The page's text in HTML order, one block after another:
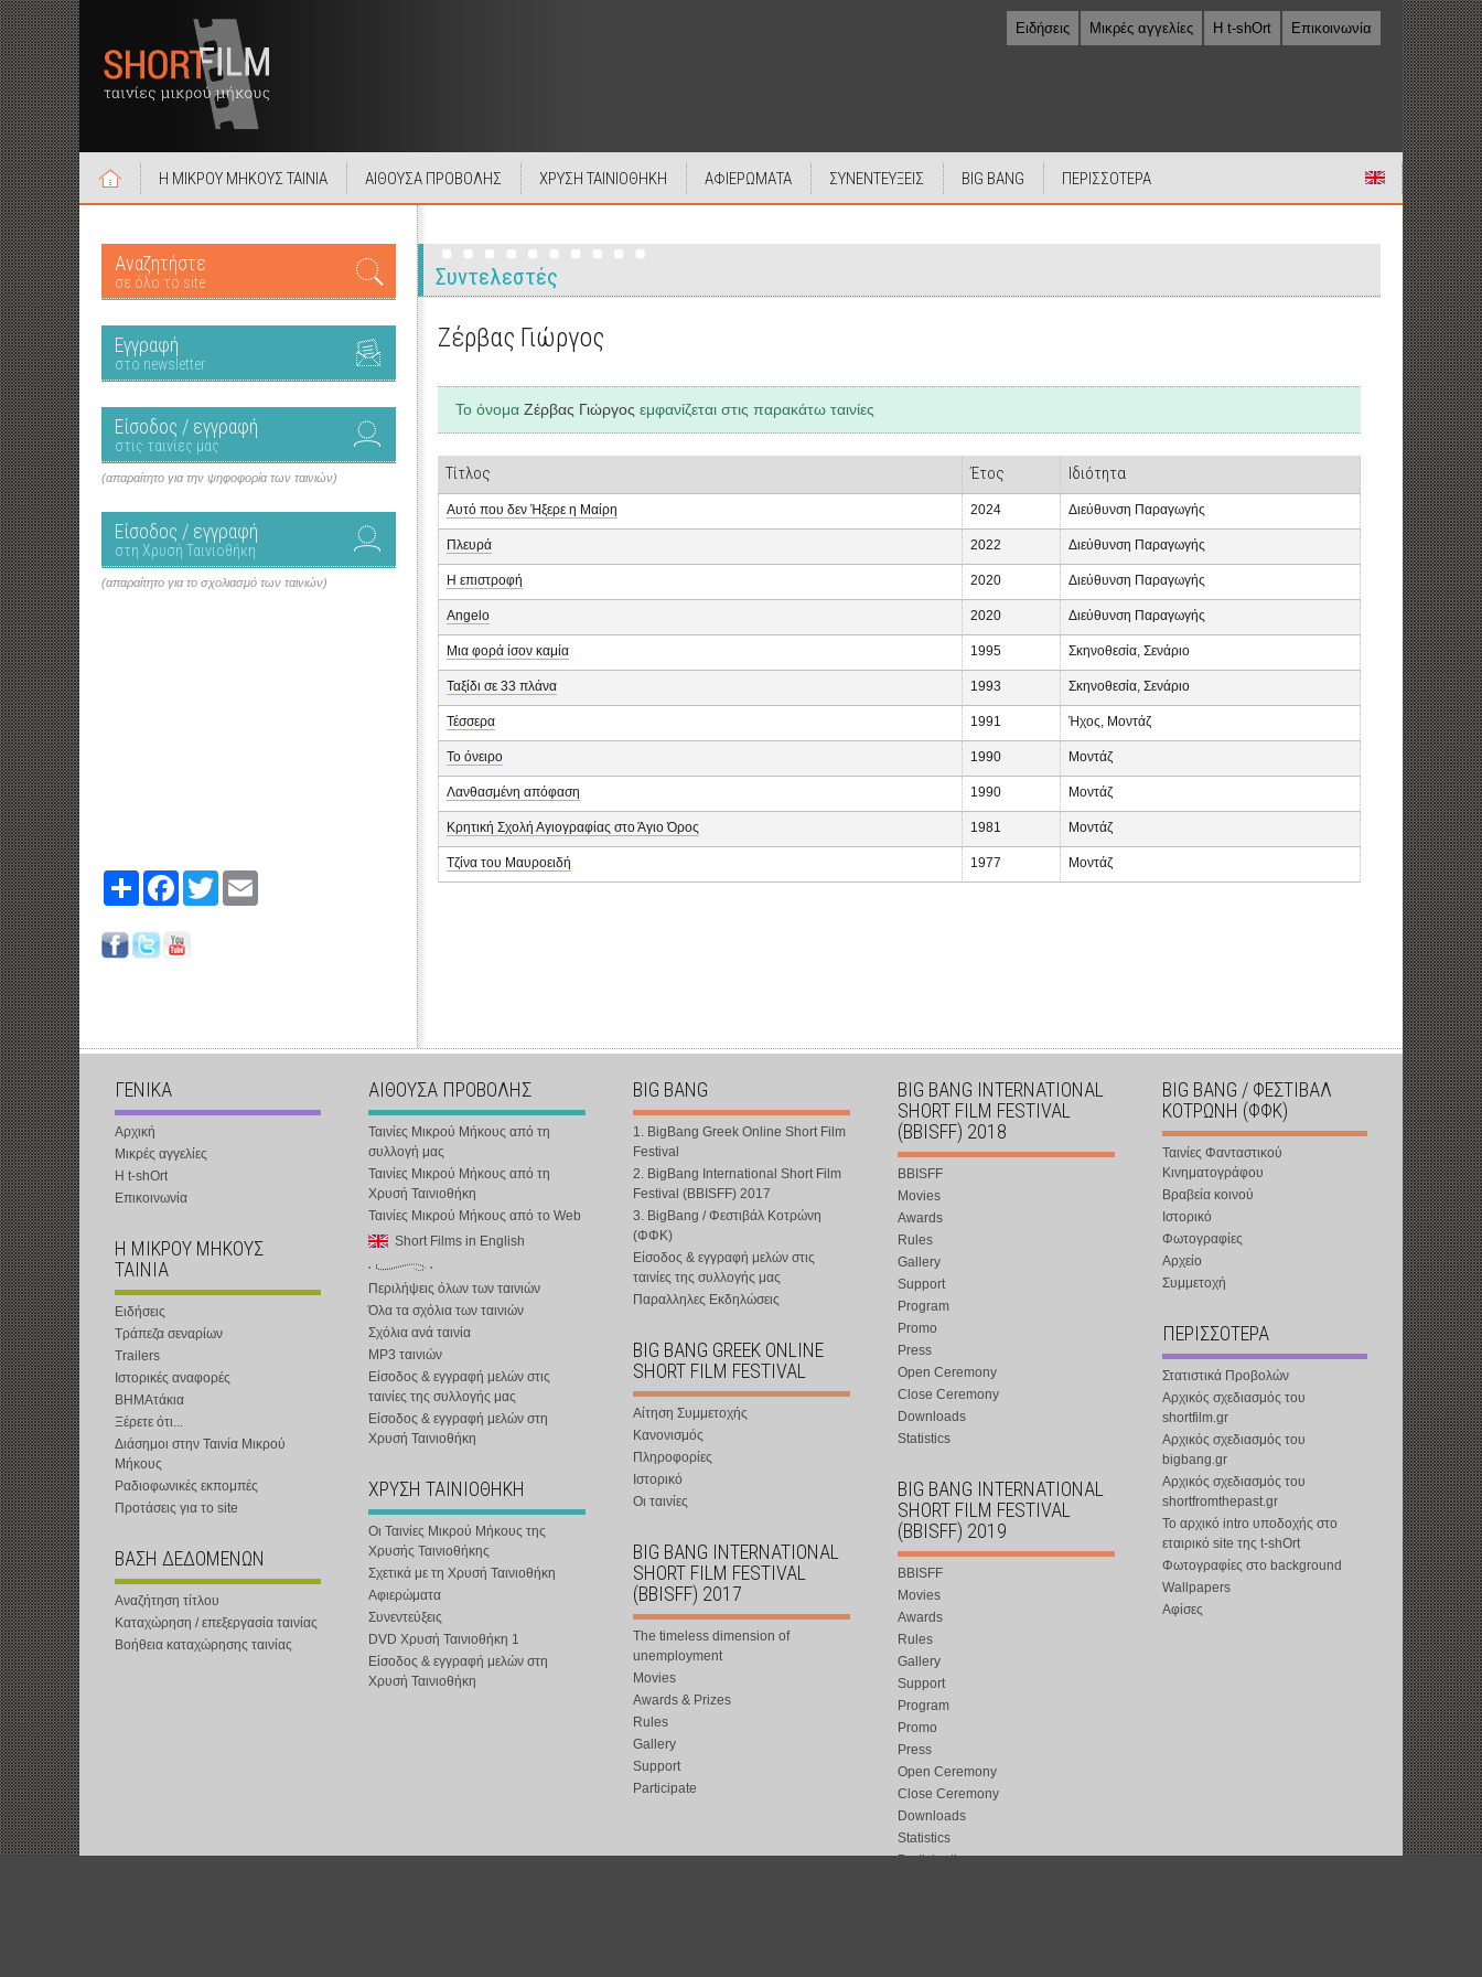
Ειδήσεις Μικρές αγγελίες Η t-shOrt Επικοινωνία
Η ΜΙΚΡΟΥ ΜΗΚΟΥΣ ΤΑΙΝΙΑ ΑΙΘΟΥΣΑ ΠΡΟΒΟΛΗΣ ΧΡΥΣΗ ΤΑΙΝΙΟΘΗΚΗ ΑΦΙΕΡΩΜΑΤΑ ΣΥΝΕΝΤΕΥΞΕΙΣ BIG BANG ΠΕΡΙΣΣΟΤΕΡΑ
Αναζητήστε
σε όλο το site
Εγγραφή
στο newsletter
Είσοδος / εγγραφή
στις ταινίες μας
(απαραίτητο για την ψηφοφορία των ταινιών)
Είσοδος / εγγραφή
στη Χρυσή Ταινιοθήκη
(απαραίτητο για το σχολιασμό των ταινιών)
Share FacebookTwitter
Συντελεστές
Ζέρβας Γιώργος
Το όνομα Ζέρβας Γιώργος εμφανίζεται στις παρακάτω ταινίες
Τίτλος Έτος Ιδιότητα
Αυτό που δεν Ήξερε η Μαίρη 2024 Διεύθυνση Παραγωγής
Πλευρά 2022 Διεύθυνση Παραγωγής
Η επιστροφή 2020 Διεύθυνση Παραγωγής
Angelo 2020 Διεύθυνση Παραγωγής
Μια φορά ίσον καμία 1995 Σκηνοθεσία, Σενάριο
Ταξίδι σε 33 πλάνα 1993 Σκηνοθεσία, Σενάριο
Τέσσερα 1991 Ήχος, Μοντάζ
Το όνειρο 1990 Μοντάζ
Λανθασμένη απόφαση 1990 Μοντάζ
Κρητική Σχολή Αγιογραφίας στο Άγιο Όρος 1981 Μοντάζ
Τζίνα του Μαυροειδή 1977 Μοντάζ
ΓΕΝΙΚΑ
Αρχική
Μικρές αγγελίες
Η t-shOrt
Επικοινωνία
Η ΜΙΚΡΟΥ ΜΗΚΟΥΣ
ΤΑΙΝΙΑ
Ειδήσεις
Τράπεζα σεναρίων
Trailers
Ιστορικές αναφορές
ΒΗΜΑτάκια
Ξέρετε ότι...
Διάσημοι στην Ταινία Μικρού
Μήκους
Ραδιοφωνικές εκπομπές
Προτάσεις για το site
ΒΑΣΗ ΔΕΔΟΜΕΝΩΝ
Αναζήτηση τίτλου
Καταχώρηση / επεξεργασία ταινίας
Βοήθεια καταχώρησης ταινίας
ΑΙΘΟΥΣΑ ΠΡΟΒΟΛΗΣ
Ταινίες Μικρού Μήκους από τη
συλλογή μας
Ταινίες Μικρού Μήκους από τη
Χρυσή Ταινιοθήκη
Ταινίες Μικρού Μήκους από το Web
Short Films in English
Περιλήψεις όλων των ταινιών
Όλα τα σχόλια των ταινιών
Σχόλια ανά ταινία
MP3 ταινιών
Είσοδος & εγγραφή μελών στις
ταινίες της συλλογής μας
Είσοδος & εγγραφή μελών στη
Χρυσή Ταινιοθήκη
ΧΡΥΣΗ ΤΑΙΝΙΟΘΗΚΗ
Οι Ταινίες Μικρού Μήκους της
Χρυσής Ταινιοθήκης
Σχετικά με τη Χρυσή Ταινιοθήκη
Αφιερώματα
Συνεντεύξεις
DVD Χρυσή Ταινιοθήκη 1
Είσοδος & εγγραφή μελών στη
Χρυσή Ταινιοθήκη
BIG BANG
1. BigBang Greek Online Short Film
Festival
2. BigBang International Short Film
Festival (BBISFF) 2017
3. BigBang / Φεστιβάλ Κοτρώνη
(ΦΦΚ)
Είσοδος & εγγραφή μελών στις
ταινίες της συλλογής μας
Παραλληλες Εκδηλώσεις
BIG BANG GREEK ONLINE
SHORT FILM FESTIVAL
Αίτηση Συμμετοχής
Κανονισμός
Πληροφορίες
Ιστορικό
Οι ταινίες
BIG BANG INTERNATIONAL
SHORT FILM FESTIVAL
(BBISFF) 2017
The timeless dimension of
unemployment
Movies
Awards & Prizes
Rules
Gallery
Support
Participate
BIG BANG INTERNATIONAL
SHORT FILM FESTIVAL
(BBISFF) 2018
BBISFF
Movies
Awards
Rules
Gallery
Support
Program
Promo
Press
Open Ceremony
Close Ceremony
Downloads
Statistics
BIG BANG INTERNATIONAL
SHORT FILM FESTIVAL
(BBISFF) 2019
BBISFF
Movies
Awards
Rules
Gallery
Support
Program
Promo
Press
Open Ceremony
Close Ceremony
Downloads
Statistics
Participation
BIG BANG / ΦΕΣΤΙΒΑΛ
ΚΟΤΡΩΝΗ (ΦΦΚ)
Ταινίες Φανταστικού
Κινηματογράφου
Βραβεία κοινού
Ιστορικό
Φωτογραφίες
Αρχείο
Συμμετοχή
ΠΕΡΙΣΣΟΤΕΡΑ
Στατιστικά Προβολών
Αρχικός σχεδιασμός του
shortfilm.gr
Αρχικός σχεδιασμός του
bigbang.gr
Αρχικός σχεδιασμός του
shortfromthepast.gr
Το αρχικό intro υποδοχής στο
εταιρικό site της t-shOrt
Φωτογραφίες στο background
Wallpapers
Αφίσες